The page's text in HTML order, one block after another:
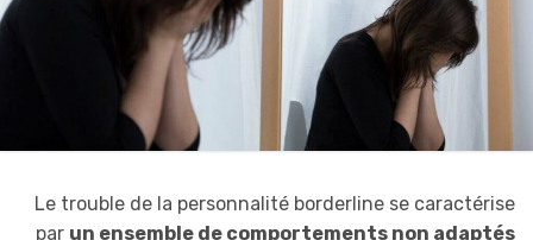
Le trouble de la personnalité borderline se caractérise
par un ensemble de comportements non adaptés